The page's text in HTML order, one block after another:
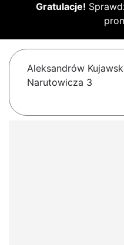
Gratulacje!
Aleksandrów
Narutowicza 3